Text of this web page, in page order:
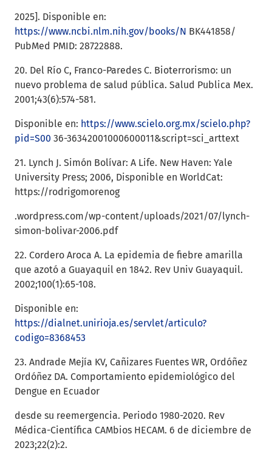
2025]. Disponible en:
https://www.ncbi.nlm.nih.gov/books/N BK441858/
PubMed PMID: 28722888.
20. Del Río C, Franco-Paredes C. Bioterrorismo: un
nuevo problema de salud pública. Salud Publica Mex.
2001;43(6):574-581.
Disponible en: https://www.scielo.org.mx/scielo.php?
pid=S00 36-36342001000600011&script=sci_arttext
21. Lynch J. Simón Bolívar: A Life. New Haven: Yale
University Press; 2006, Disponible en WorldCat:
https://rodrigomorenog
.wordpress.com/wp-content/uploads/2021/07/lynch-
simon-bolivar-2006.pdf
22. Cordero Aroca A. La epidemia de fiebre amarilla
que azotó a Guayaquil en 1842. Rev Univ Guayaquil.
2002;100(1):65-108.
Disponible en:
https://dialnet.unirioja.es/servlet/articulo?
codigo=8368453
23. Andrade Mejía KV, Cañizares Fuentes WR, Ordóñez
Ordóñez DA. Comportamiento epidemiológico del
Dengue en Ecuador
desde su reemergencia. Periodo 1980-2020. Rev
Médica-Científica CAMbios HECAM. 6 de diciembre de
2023;22(2):2.